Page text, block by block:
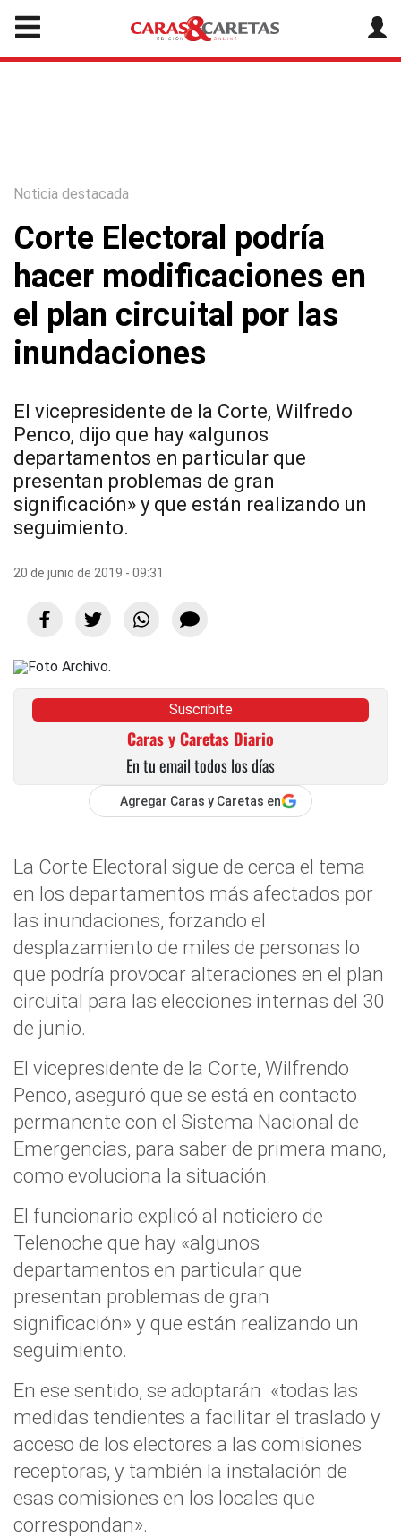
Noticia destacada
Corte Electoral podría
hacer modificaciones en
el plan circuital por las
inundaciones
El vicepresidente de la Corte, Wilfredo
Penco, dijo que hay «algunos
departamentos en particular que
presentan problemas de gran
significación» y que están realizando un
seguimiento.
20 de junio de 2019 - 09:31
Suscribite
Caras y Caretas Diario
En tu email todos los días
Agregar Caras y Caretas en
La Corte Electoral sigue de cerca el tema
en los departamentos más afectados por
las inundaciones, forzando el
desplazamiento de miles de personas lo
que podría provocar alteraciones en el plan
circuital para las elecciones internas del 30
de junio.
El vicepresidente de la Corte, Wilfrendo
Penco, aseguró que se está en contacto
permanente con el Sistema Nacional de
Emergencias, para saber de primera mano,
como evoluciona la situación.
El funcionario explicó al noticiero de
Telenoche que hay «algunos
departamentos en particular que
presentan problemas de gran
significación» y que están realizando un
seguimiento.
En ese sentido, se adoptarán «todas las
medidas tendientes a facilitar el traslado y
acceso de los electores a las comisiones
receptoras, y también la instalación de
esas comisiones en los locales que
correspondan».